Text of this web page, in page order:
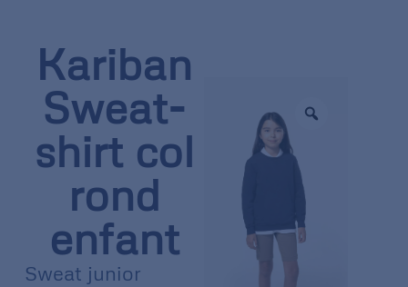
Kariban
Sweat-
shirt col
rond
enfant
Sweat junior